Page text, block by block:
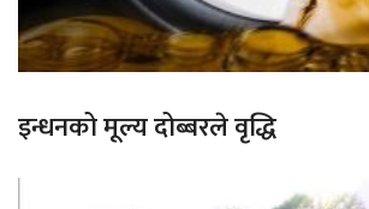
इन्धनको मूल्य दोब्बरले वृद्धि